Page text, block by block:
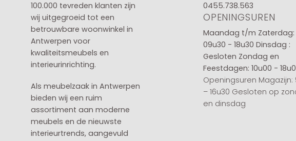
100.000 tevreden klanten zijn
wij uitgegroeid tot een
betrouwbare woonwinkel in
Antwerpen voor
kwaliteitsmeubels en
interieurinrichting.
Als meubelzaak in Antwerpen
bieden wij een ruim
assortiment aan moderne
meubels en de nieuwste
interieurtrends, aangevuld
0455.738.563
OPENINGSUREN
Maandag t/m Zaterdag:
09u30 - 18u30 Dinsdag :
Gesloten Zondag en
Feestdagen: 10u00 -
Openingsuren Magazijn:
– 16u30 Gesloten op
en dinsdag